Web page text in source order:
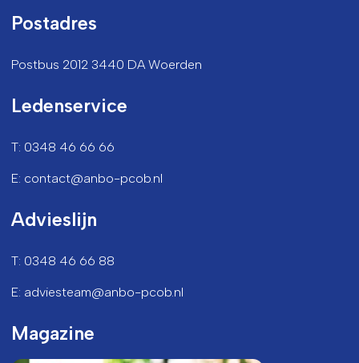
Postadres
Postbus 2012 3440 DA Woerden
Ledenservice
T: 0348 46 66 66
E: contact@anbo-pcob.nl
Advieslijn
T: 0348 46 66 88
E: adviesteam@anbo-pcob.nl
Magazine